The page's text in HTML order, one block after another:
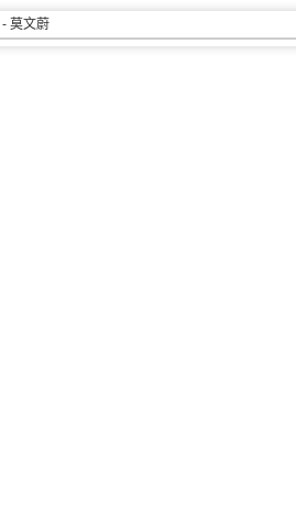
- 莫文蔚